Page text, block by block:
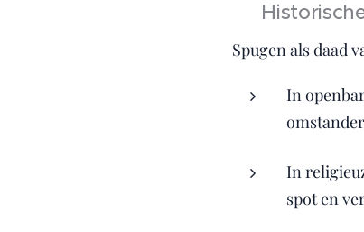
📜
Spugen als daad
In
In
spot en